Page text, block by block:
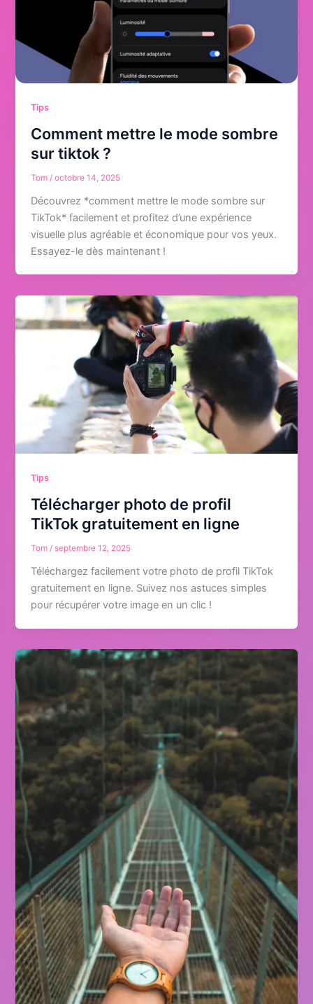
Tips
Comment mettre le mode sombre
sur tiktok ?
Tom /octobre 14, 2025
Découvrez *comment mettre le mode sombre sur
TikTok* facilement et profitez d’une expérience
visuelle plus agréable et économique pour vos yeux.
Essayez-le dès maintenant !
Tips
Télécharger photo de profil
TikTok gratuitement en ligne
Tom/ septembre 12, 2025
Téléchargez facilement votre photo de profil TikTok
gratuitement en ligne. Suivez nos astuces simples
pour récupérer votre image en un clic !